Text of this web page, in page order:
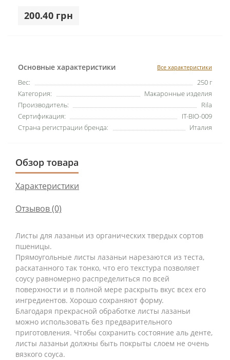
200.40 грн
Основные характеристики Все характеристики
Вес:
250 г
Категория:
Макаронные изделия
Производитель:
Rila
Сертификация:
IT-BIO-009
Страна регистрации бренда:
Италия
Обзор товара
Характеристики
Отзывов (0)
Листы для лазаньи из органических твердых сортов
пшеницы.
Прямоугольные листы лазаньи нарезаются из теста,
раскатанного так тонко, что его текстура позволяет
соусу равномерно распределиться по всей
поверхности и в полной мере раскрыть вкус всех его
ингредиентов. Хорошо сохраняют форму.
Благодаря прекрасной обработке листы лазаньи
можно использовать без предварительного
приготовления. Чтобы сохранить состояние аль денте,
листы лазаньи должны быть покрыты слоем не очень
вязкого соуса.